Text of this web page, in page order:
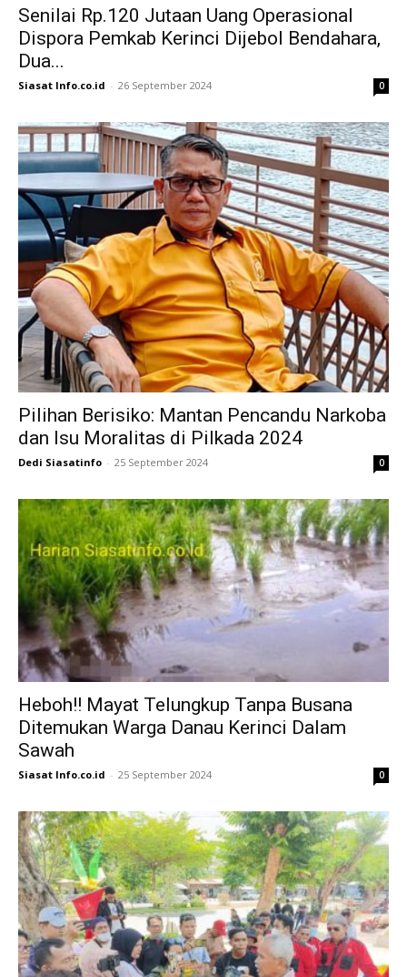
Senilai Rp.120 Jutaan Uang Operasional
Dispora Pemkab Kerinci Dijebol Bendahara,
Dua...
Siasat Info.co.id - 26 September 2024 0
Pilihan Berisiko: Mantan Pencandu Narkoba
dan Isu Moralitas di Pilkada 2024
Dedi Siasatinfo - 25 September 2024 0
Heboh!! Mayat Telungkup Tanpa Busana
Ditemukan Warga Danau Kerinci Dalam
Sawah
Siasat Info.co.id - 25 September 2024 0